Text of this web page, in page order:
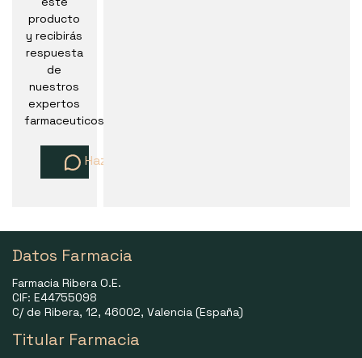
producto
y recibirás
respuesta
de
nuestros
expertos
farmaceuticos
Haz una pregunta
Datos Farmacia
Farmacia Ribera O.E.
CIF: E44755098
C/ de Ribera, 12, 46002, Valencia (España)
Titular Farmacia